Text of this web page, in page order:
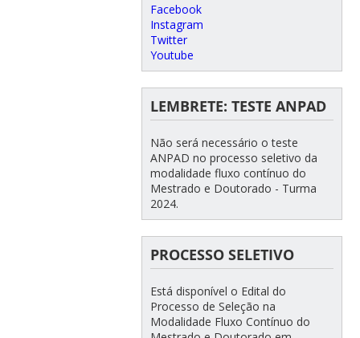
Facebook
Instagram
Twitter
Youtube
LEMBRETE: TESTE ANPAD
Não será necessário o teste
ANPAD no processo seletivo da
modalidade fluxo contínuo do
Mestrado e Doutorado - Turma
2024.
PROCESSO SELETIVO
Está disponível o Edital do
Processo de Seleção na
Modalidade Fluxo Contínuo do